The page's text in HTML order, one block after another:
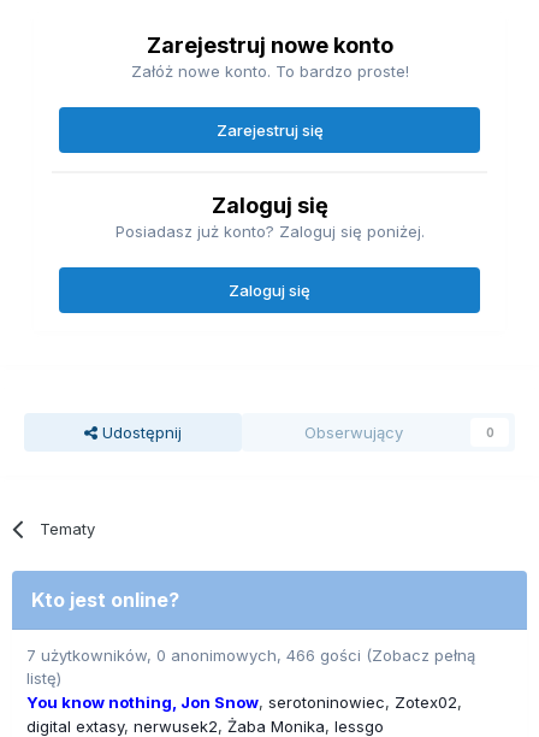
Zarejestruj nowe konto
Załóż nowe konto. To bardzo proste!
Zarejestruj się
Zaloguj się
Posiadasz już konto? Zaloguj się poniżej.
Zaloguj się
Udostępnij Obserwujący 0
Tematy
Kto jest online?
7 użytkowników, 0 anonimowych, 466 gości (Zobacz pełną
listę)
You know nothing, Jon Snow serotoninowiec
Zotex02
digital extasy nerwusek2 Żaba Monika lessgo